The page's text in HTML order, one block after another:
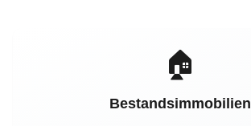
🏠
Bestandsimmobilien